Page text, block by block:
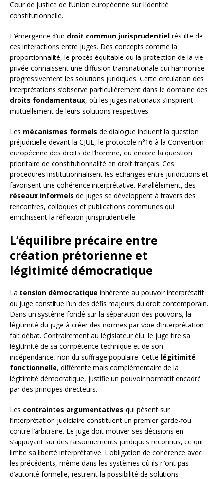
Cour de justice de l’Union européenne sur l’identité
constitutionnelle.
L’émergence d’un droit commun jurisprudentiel résulte de
ces interactions entre juges. Des concepts comme la
proportionnalité, le procès équitable ou la protection de la vie
privée connaissent une diffusion transnationale qui harmonise
progressivement les solutions juridiques. Cette circulation des
interprétations s’observe particulièrement dans le domaine des
droits fondamentaux, où les juges nationaux s’inspirent
mutuellement de leurs solutions respectives.
Les mécanismes formels de dialogue incluent la question
préjudicielle devant la CJUE, le protocole n°16 à la Convention
européenne des droits de l’homme, ou encore la question
prioritaire de constitutionnalité en droit français. Ces
procédures institutionnalisent les échanges entre juridictions et
favorisent une cohérence interprétative. Parallèlement, des
réseaux informels de juges se développent à travers des
rencontres, colloques et publications communes qui
enrichissent la réflexion jurisprudentielle.
L’équilibre précaire entre
création prétorienne et
légitimité démocratique
La tension démocratique inhérente au pouvoir interprétatif
du juge constitue l’un des défis majeurs du droit contemporain.
Dans un système fondé sur la séparation des pouvoirs, la
légitimité du juge à créer des normes par voie d’interprétation
fait débat. Contrairement au législateur élu, le juge tire sa
légitimité de sa compétence technique et de son
indépendance, non du suffrage populaire. Cette légitimité
fonctionnelle, différente mais complémentaire de la
légitimité démocratique, justifie un pouvoir normatif encadré
par des principes directeurs.
Les contraintes argumentatives qui pèsent sur
l’interprétation judiciaire constituent un premier garde-fou
contre l’arbitraire. Le juge doit motiver ses décisions en
s’appuyant sur des raisonnements juridiques reconnus, ce qui
limite sa liberté interprétative. L’obligation de cohérence avec
les précédents, même dans les systèmes où ils n’ont pas
d’autorité formelle, restreint la possibilité de solutions